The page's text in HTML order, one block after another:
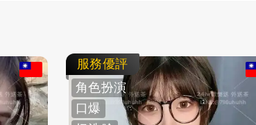
服務優評
角色扮演
口爆